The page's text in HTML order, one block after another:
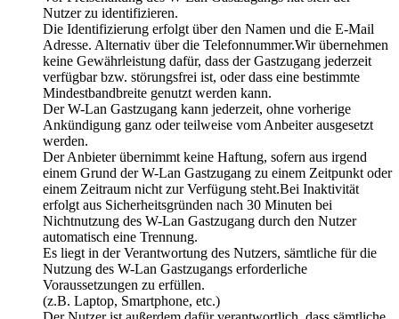
Nutzer zu identifizieren.
Die Identifizierung erfolgt über den Namen und die E-Mail
Adresse. Alternativ über die Telefonnummer.Wir übernehmen
keine Gewährleistung dafür, dass der Gastzugang jederzeit
verfügbar bzw. störungsfrei ist, oder dass eine bestimmte
Mindestbandbreite genutzt werden kann.
Der W-Lan Gastzugang kann jederzeit, ohne vorherige
Ankündigung ganz oder teilweise vom Anbeiter ausgesetzt
werden.
Der Anbieter übernimmt keine Haftung, sofern aus irgend
einem Grund der W-Lan Gastzugang zu einem Zeitpunkt oder
einem Zeitraum nicht zur Verfügung steht.Bei Inaktivität
erfolgt aus Sicherheitsgründen nach 30 Minuten bei
Nichtnutzung des W-Lan Gastzugang durch den Nutzer
automatisch eine Trennung.
Es liegt in der Verantwortung des Nutzers, sämtliche für die
Nutzung des W-Lan Gastzugangs erforderliche
Voraussetzungen zu erfüllen.
(z.B. Laptop, Smartphone, etc.)